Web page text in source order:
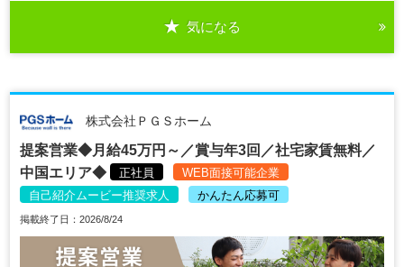
気になる
株式会社ＰＧＳホーム
提案営業◆月給45万円～／賞与年3回／社宅家賃無料／
中国エリア◆
正社員
WEB面接可能企業
自己紹介ムービー推奨求人
かんたん応募可
掲載終了日：2026/8/24